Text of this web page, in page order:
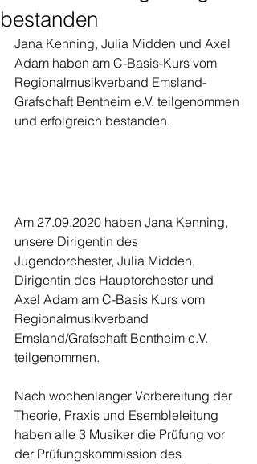
bestanden
Jana Kenning, Julia Midden und Axel
Adam haben am C-Basis-Kurs vom
Regionalmusikverband Emsland-
Grafschaft Bentheim e.V. teilgenommen
und erfolgreich bestanden.
Am 27.09.2020 haben Jana Kenning,
unsere Dirigentin des
Jugendorchester, Julia Midden,
Dirigentin des Hauptorchester und
Axel Adam am C-Basis Kurs vom
Regionalmusikverband
Emsland/Grafschaft Bentheim e.V.
teilgenommen.
Nach wochenlanger Vorbereitung der
Theorie, Praxis und Esembleleitung
haben alle 3 Musiker die Prüfung vor
der Prüfungskommission des